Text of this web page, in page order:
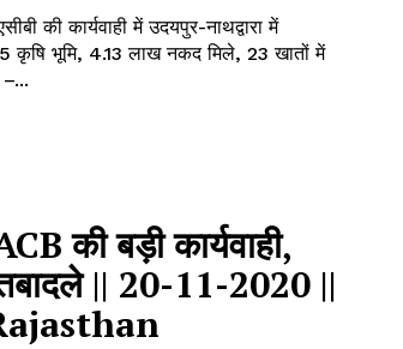
की कार्यवाही में उदयपुर-नाथद्वारा में
कृषि भूमि, 4.13 लाख नकद मिले, 23 खातों में
2 –...
की बड़ी कार्यवाही,
|| 20-11-2020 ||